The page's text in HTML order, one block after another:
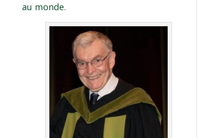
au monde.